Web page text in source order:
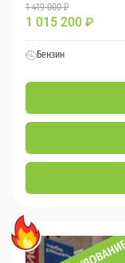
1 419 000 ₽
1 015 200 ₽
Бензин